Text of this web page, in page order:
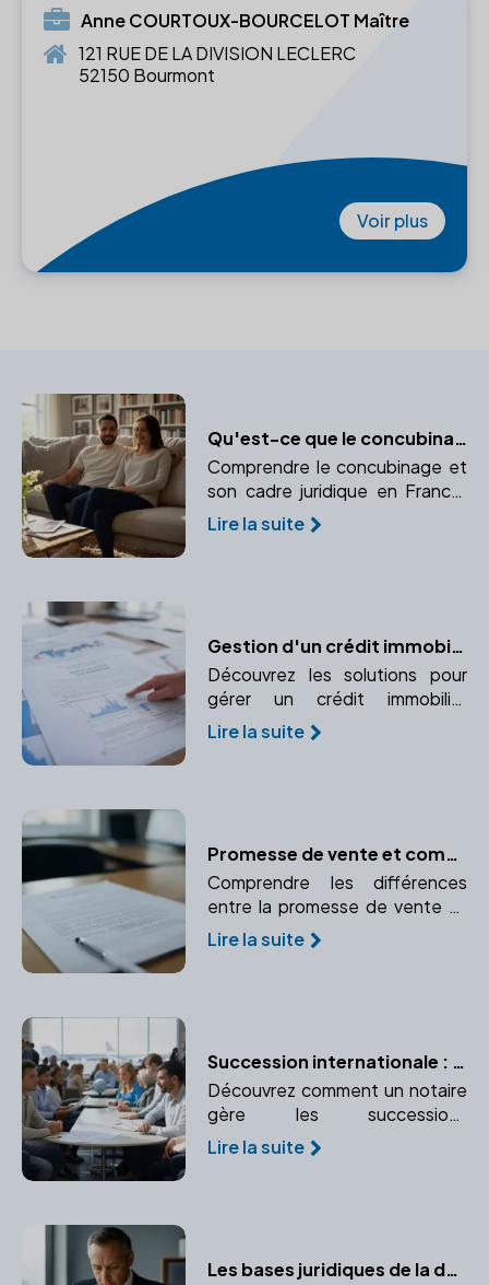
Anne COURTOUX-BOURCELOT Maître
121 RUE DE LA DIVISION LECLERC
52150 Bourmont
Voir plus
Qu'est-ce que le concubinage ?
Comprendre le concubinage et
son cadre juridique en France.
Faites appel à un notaire pour
sécuriser votre situation.
Lire la suite
Gestion d'un crédit immobilier après le divorce : quelles solutions ?
Découvrez les solutions pour
gérer un crédit immobilier
partagé après un divorce.
Rachat de soulte, vente du
Lire la suite
Promesse de vente et compromis de vente : le rôle essentiel du notaire
Comprendre les différences
entre la promesse de vente et
le compromis de vente et le rôle
crucial du notaire dans ces
Lire la suite
Succession internationale : les spécificités à connaître
Découvrez comment un notaire
gère les successions
internationales et pourquoi son
expertise est essentielle.
Lire la suite
Les bases juridiques de la donation